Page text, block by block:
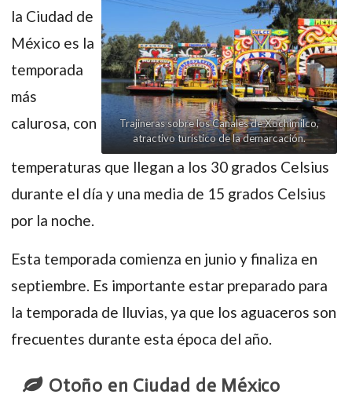
Trajineras sobre los Canales de Xochimilco,
atractivo turístico de la demarcación.
la Ciudad de
México es la
temporada
más
calurosa, con
temperaturas que llegan a los 30 grados Celsius
durante el día y una media de 15 grados Celsius
por la noche.
Esta temporada comienza en junio y finaliza en
septiembre. Es importante estar preparado para
la temporada de lluvias, ya que los aguaceros son
frecuentes durante esta época del año.
Otoño en Ciudad de México